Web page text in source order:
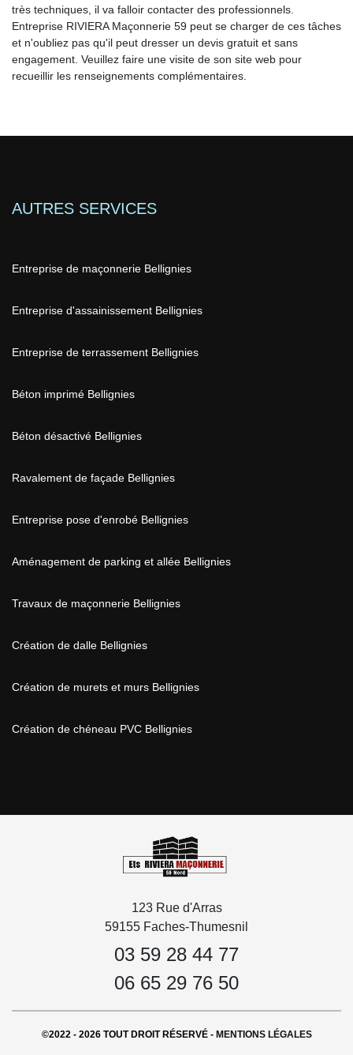
très techniques, il va falloir contacter des professionnels.
Entreprise RIVIERA Maçonnerie 59 peut se charger de ces tâches
et n'oubliez pas qu'il peut dresser un devis gratuit et sans
engagement. Veuillez faire une visite de son site web pour
recueillir les renseignements complémentaires.
AUTRES SERVICES
Entreprise de maçonnerie Bellignies
Entreprise d'assainissement Bellignies
Entreprise de terrassement Bellignies
Béton imprimé Bellignies
Béton désactivé Bellignies
Ravalement de façade Bellignies
Entreprise pose d'enrobé Bellignies
Aménagement de parking et allée Bellignies
Travaux de maçonnerie Bellignies
Création de dalle Bellignies
Création de murets et murs Bellignies
Création de chéneau PVC Bellignies
123 Rue d'Arras
59155 Faches-Thumesnil
03 59 28 44 77
06 65 29 76 50
©2022 - 2026 TOUT DROIT RÉSERVÉ - MENTIONS LÉGALES